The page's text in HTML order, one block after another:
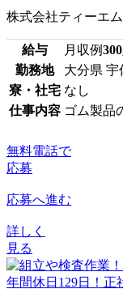
株式会社ティーエ
給与 月収例
勤務地
大分県 宇
寮・社宅 なし
仕事内容 ゴム製品
無料電話で
応募
応募へ進む
詳しく
見る